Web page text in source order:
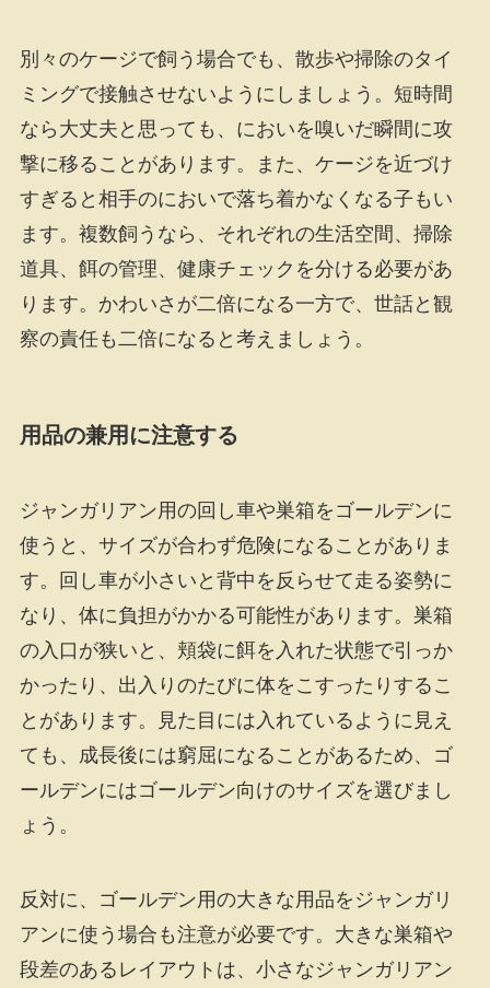
別々のケージで飼う場合でも、散歩や掃除のタイ
ミングで接触させないようにしましょう。短時間
なら大丈夫と思っても、においを嗅いだ瞬間に攻
撃に移ることがあります。また、ケージを近づけ
すぎると相手のにおいで落ち着かなくなる子もい
ます。複数飼うなら、それぞれの生活空間、掃除
道具、餌の管理、健康チェックを分ける必要があ
ります。かわいさが二倍になる一方で、世話と観
察の責任も二倍になると考えましょう。
用品の兼用に注意する
ジャンガリアン用の回し車や巣箱をゴールデンに
使うと、サイズが合わず危険になることがありま
す。回し車が小さいと背中を反らせて走る姿勢に
なり、体に負担がかかる可能性があります。巣箱
の入口が狭いと、頬袋に餌を入れた状態で引っか
かったり、出入りのたびに体をこすったりするこ
とがあります。見た目には入れているように見え
ても、成長後には窮屈になることがあるため、ゴ
ールデンにはゴールデン向けのサイズを選びまし
ょう。
反対に、ゴールデン用の大きな用品をジャンガリ
アンに使う場合も注意が必要です。大きな巣箱や
段差のあるレイアウトは、小さなジャンガリアン